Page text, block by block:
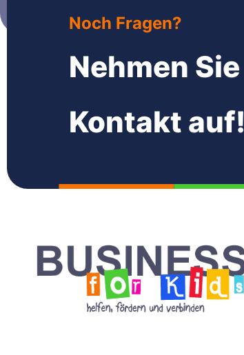
Noch Fragen?
Nehmen Sie
Kontakt auf!